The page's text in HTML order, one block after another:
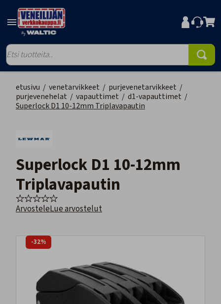
etusivu / venetarvikkeet / purjevenetarvikkeet /
purjevenehelat / vapauttimet / d1-vapauttimet /
Superlock D1 10-12mm Triplavapautin
Superlock D1 10-12mm
Triplavapautin
ArvosteleLue arvostelut
-32%